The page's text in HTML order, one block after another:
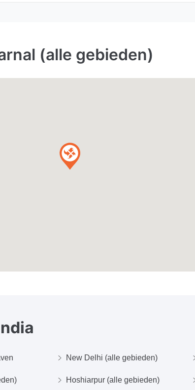
(alle gebieden)
New Delhi (alle gebieden)
Hoshiarpur (alle gebieden)